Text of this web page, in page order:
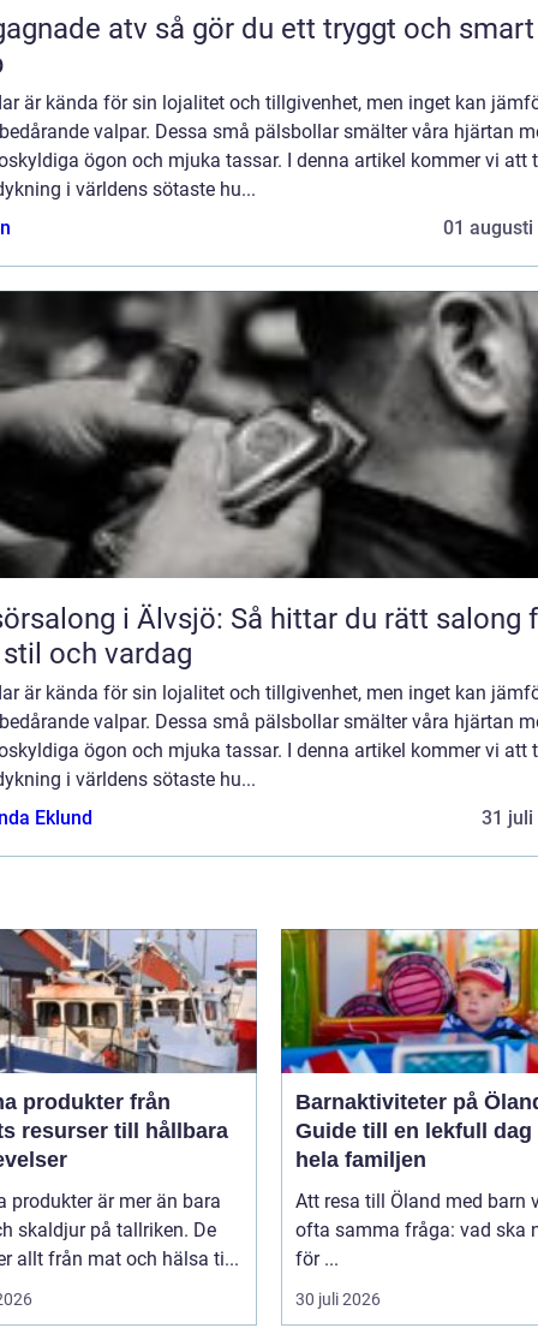
atv så gör du ett tryggt och smart
är kända för sin lojalitet och tillgivenhet, men inget kan
valpar. Dessa små pälsbollar smälter våra hjärtan
ögon och mjuka tassar. I denna artikel kommer vi att
i världens sötaste hu...
01 augusti
i Älvsjö: Så hittar du rätt salong
och vardag
är kända för sin lojalitet och tillgivenhet, men inget kan
valpar. Dessa små pälsbollar smälter våra hjärtan
ögon och mjuka tassar. I denna artikel kommer vi att
i världens sötaste hu...
Eklund
31 juli
produkter från
resurser till hållbara
produkter är mer än bara
skaldjur på tallriken. De
allt från mat och hälsa ti...
Barnaktiviteter på
Guide till en lekfull dag
hela familjen
Att resa till Öland med barn
ofta samma fråga: vad ska
för ...
30 juli 2026